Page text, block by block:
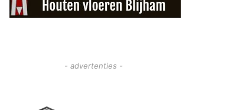
- advertenties -